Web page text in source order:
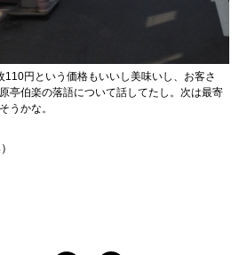
円という価格もいいし美味いし、お客さ
亭伯楽の落語について話してたし。次は最寄
うかな。